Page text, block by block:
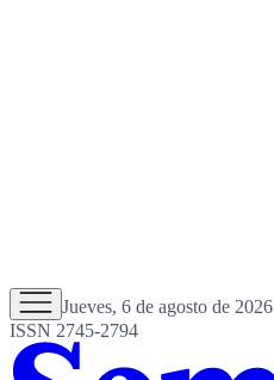
Jueves, 6 de agosto de 2026
ISSN 2745-2794